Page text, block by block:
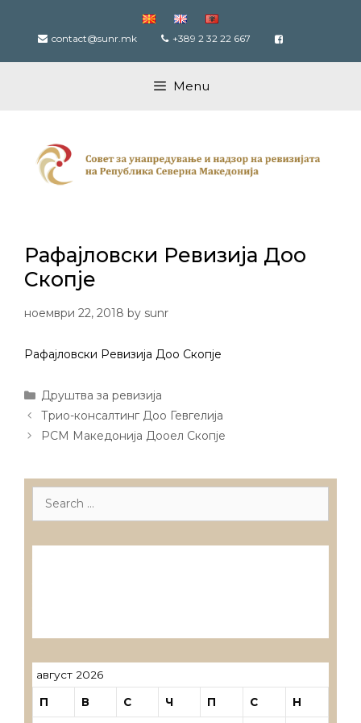
content contact@sunr.mk +389 2 32 22 667
Menu
Рафајловски Ревизија Доо
Скопје
ноември 22, 2018 by sunr
Рафајловски Ревизија Доо Скопје
Categories
Друштва за ревизија
Post
navigation
Трио-консалтинг Доо Гевгелија
РСМ Македонија Дооел Скопје
Search
август 2026
П В С Ч П С Н